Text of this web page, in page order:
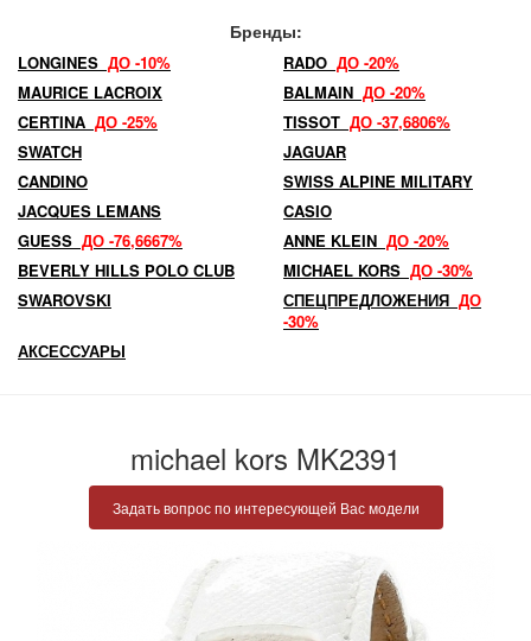
Бренды:
LONGINES ДО -10% RADO ДО -20%
MAURICE LACROIX
BALMAIN ДО -20%
CERTINA ДО -25% TISSOT ДО -37,6806%
SWATCH
JAGUAR
CANDINO
SWISS ALPINE MILITARY
JACQUES LEMANS
CASIO
GUESS ДО -76,6667% ANNE KLEIN ДО -20%
BEVERLY HILLS POLO CLUB
MICHAEL KORS ДО -30%
SWAROVSKI
СПЕЦПРЕДЛОЖЕНИЯ ДО
-30%
АКСЕССУАРЫ
michael kors MK2391
Задать вопрос по интересующей Вас модели